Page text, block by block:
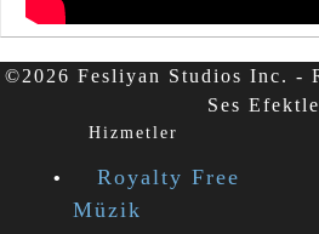
©2026 Fesliyan Studios Inc. -
Ses
Hizmetler
Royalty Free
Müzik